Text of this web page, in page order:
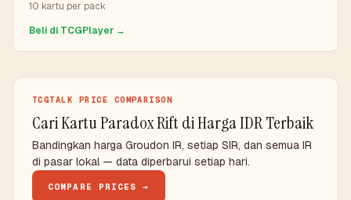
10 kartu per pack
Beli di TCGPlayer →
TCGTALK PRICE COMPARISON
Cari Kartu Paradox Rift di Harga IDR Terbaik
Bandingkan harga Groudon IR, setiap SIR, dan semua IR
di pasar lokal — data diperbarui setiap hari.
COMPARE PRICES →